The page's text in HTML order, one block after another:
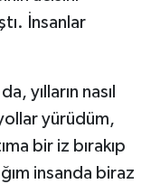
İnsanlar
yılların nasıl
yürüdüm,
bir iz bırakıp
insanda biraz